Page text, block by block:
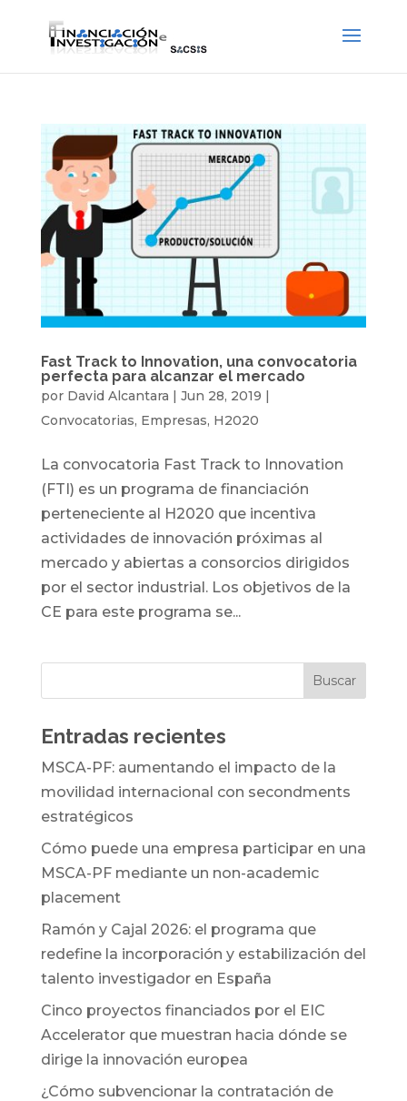
Fast Track to Innovation, una convocatoria
perfecta para alcanzar el mercado
por David Alcantara | Jun 28, 2019 |
Convocatorias, Empresas, H2020
La convocatoria Fast Track to Innovation
(FTI) es un programa de financiación
perteneciente al H2020 que incentiva
actividades de innovación próximas al
mercado y abiertas a consorcios dirigidos
por el sector industrial. Los objetivos de la
CE para este programa se...
Entradas recientes
MSCA-PF: aumentando el impacto de la
movilidad internacional con secondments
estratégicos
Cómo puede una empresa participar en una
MSCA-PF mediante un non-academic
placement
Ramón y Cajal 2026: el programa que
redefine la incorporación y estabilización del
talento investigador en España
Cinco proyectos financiados por el EIC
Accelerator que muestran hacia dónde se
dirige la innovación europea
¿Cómo subvencionar la contratación de